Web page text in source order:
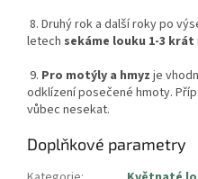
8. Druhý rok a další roky po
letech sekáme louku 1-3 krát
9. Pro motýly a hmyz je
odklízení posečené hmoty.
vůbec nesekat.
Doplňkové parametry